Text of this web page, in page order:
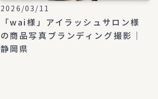
2026/03/11
「wai様」アイラッシュサロン様
の商品写真ブランディング撮影｜
静岡県